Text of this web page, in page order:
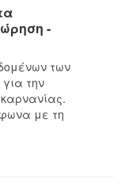
-
των
την
με τη